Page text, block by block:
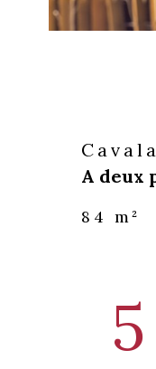
A deux
84 m²
5